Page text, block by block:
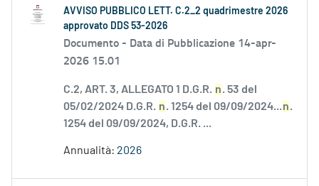
AVVISO PUBBLICO LETT. C.2_2 quadrimestre 2026
approvato DDS 53-2026
Documento - Data di Pubblicazione 14-apr-
2026 15.01
C.2, ART. 3, ALLEGATO 1 D.G.R. n. 53 del
05/02/2024 D.G.R. n. 1254 del 09/09/2024...n.
1254 del 09/09/2024, D.G.R. ...
Annualità: 2026